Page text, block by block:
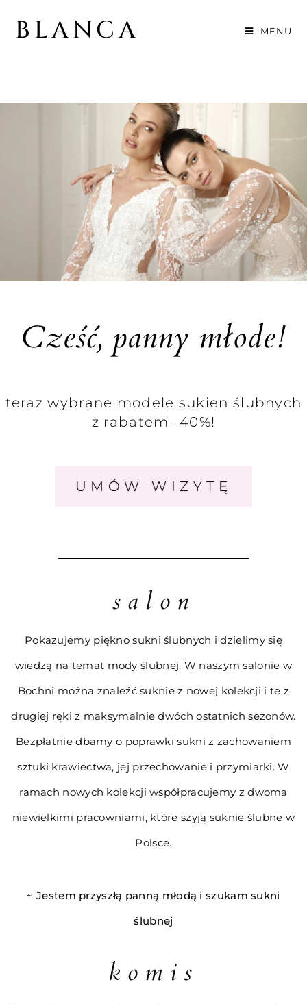
BLANCA MENU
Cześć, panny młode!
teraz wybrane modele sukien ślubnych
z rabatem -40%!
UMÓW WIZYTĘ
salon
Pokazujemy piękno sukni ślubnych i dzielimy się
wiedzą na temat mody ślubnej. W naszym salonie w
Bochni można znaleźć suknie z nowej kolekcji i te z
drugiej ręki z maksymalnie dwóch ostatnich sezonów.
Bezpłatnie dbamy o poprawki sukni z zachowaniem
sztuki krawiectwa, jej przechowanie i przymiarki. W
ramach nowych kolekcji współpracujemy z dwoma
niewielkimi pracowniami, które szyją suknie ślubne w
Polsce.
~ Jestem przyszłą panną młodą i szukam sukni
ślubnej
komis